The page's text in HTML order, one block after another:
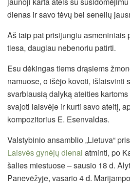
dienas ir savo tėvų bei senelių
Aš taip pat prisijungiu asmeniniais
tiesa, daugiau nebenoriu patirti.
Esu dėkingas tiems drąsiems
namuose, o išėjo kovoti, išlaisvinti
svarbiausią dalyką ateities
svajoti laisvėje ir kurti savo ateitį,
kompozitorius E. Esenvaldas.
Valstybinio ansamblio „Lietuva“
Laisvės gynėjų dienai atminti, po
šalies miestuose – sausio 18 d.
Panevėžyje, vasario 4 d.